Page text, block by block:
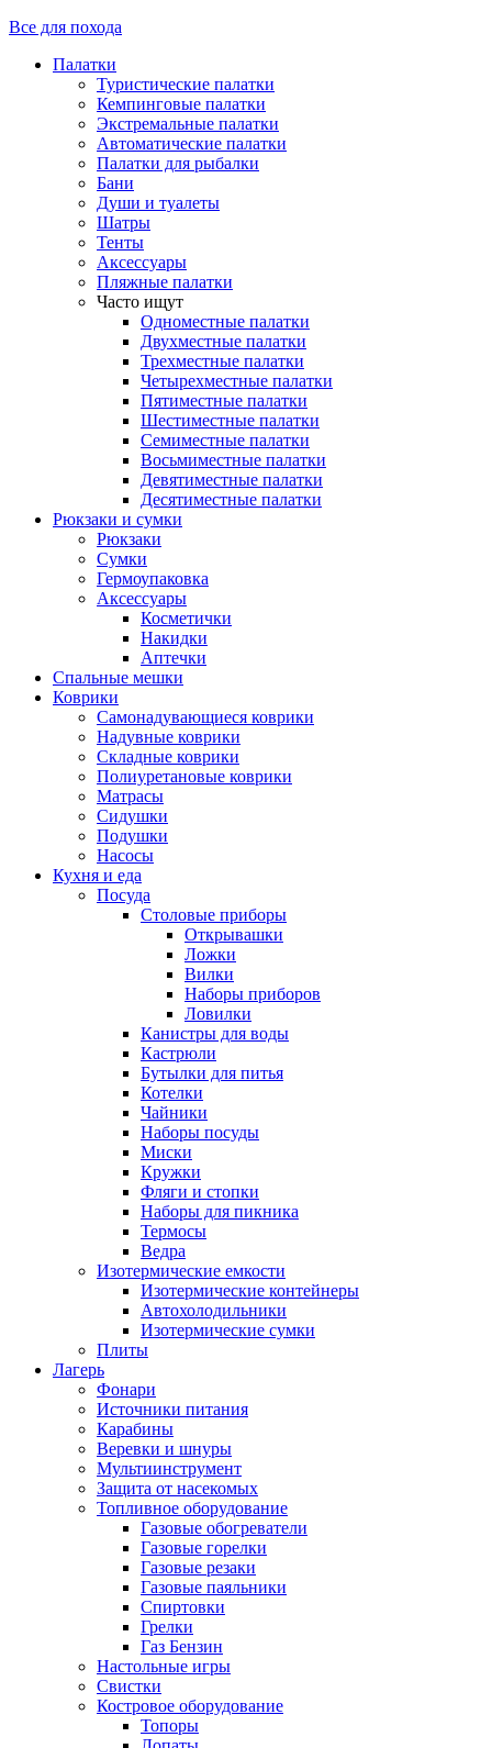
Все для похода
Палатки
Туристические палатки
Кемпинговые палатки
Экстремальные палатки
Автоматические палатки
Палатки для рыбалки
Бани
Души и туалеты
Шатры
Тенты
Аксессуары
Пляжные палатки
Часто ищут
Одноместные палатки
Двухместные палатки
Трехместные палатки
Четырехместные палатки
Пятиместные палатки
Шестиместные палатки
Семиместные палатки
Восьмиместные палатки
Девятиместные палатки
Десятиместные палатки
Рюкзаки и сумки
Рюкзаки
Сумки
Гермоупаковка
Аксессуары
Косметички
Накидки
Аптечки
Спальные мешки
Коврики
Самонадувающиеся коврики
Надувные коврики
Складные коврики
Полиуретановые коврики
Матрасы
Сидушки
Подушки
Насосы
Кухня и еда
Посуда
Столовые приборы
Открывашки
Ложки
Вилки
Наборы приборов
Ловилки
Канистры для воды
Кастрюли
Бутылки для питья
Котелки
Чайники
Наборы посуды
Миски
Кружки
Фляги и стопки
Наборы для пикника
Термосы
Ведра
Изотермические емкости
Изотермические контейнеры
Автохолодильники
Изотермические сумки
Плиты
Лагерь
Фонари
Источники питания
Карабины
Веревки и шнуры
Мультиинструмент
Защита от насекомых
Топливное оборудование
Газовые обогреватели
Газовые горелки
Газовые резаки
Газовые паяльники
Спиртовки
Грелки
Газ Бензин
Настольные игры
Свистки
Костровое оборудование
Топоры